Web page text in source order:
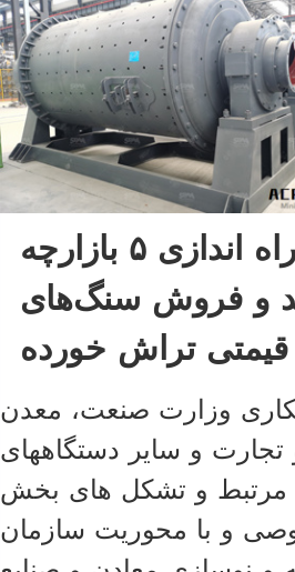
راه اندازی ۵ بازارچه
و فروش سنگ‌های
قیمتی تراش خورده
وزارت صنعت، معدن
تجارت و سایر دستگاههای
مرتبط و تشکل های بخش
و با محوریت سازمان